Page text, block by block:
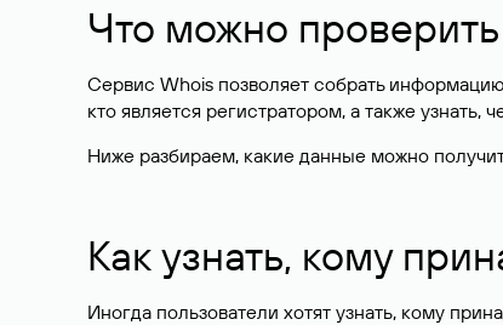
Что можно
Сервис Whois позволяет собрать
кто является регистратором, а также узнать,
Ниже разбираем, какие данные можно
Как узнать, кому
Иногда пользователи хотят узнать, кому